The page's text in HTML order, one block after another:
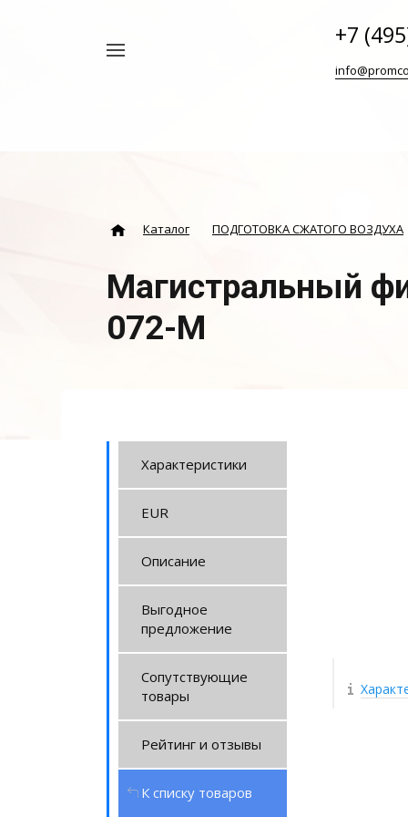
+7
Каталог ПОДГОТОВКА СЖАТОГО ВОЗДУХА
Магистральный
072-M
Характеристики
EUR
Описание
Выгодное
предложение
Сопутствующие
товары
Рейтинг и отзывы
К списку товаров